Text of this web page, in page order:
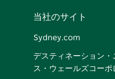
当社のサイト
Sydney.com
デスティネーション・
ス・ウェールズコーポ